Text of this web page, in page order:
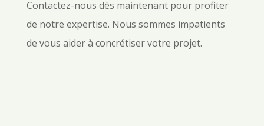
Contactez-nous dès maintenant pour profiter
de notre expertise. Nous sommes impatients
de vous aider à concrétiser votre projet.